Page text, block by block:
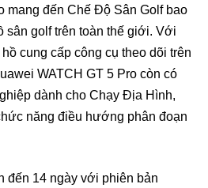
mang đến Chế Độ Sân Golf bao
sân golf trên toàn thế giới. Với
cung cấp công cụ theo dõi trên
WATCH GT 5 Pro còn có
dành cho Chạy Địa Hình,
năng điều hướng phân đoạn
14 ngày với phiên bản